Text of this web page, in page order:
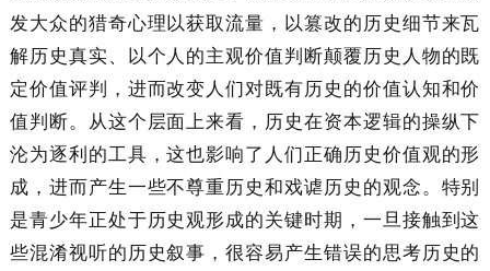
发大众的猎奇心理以获取流量，以篡改的历史细节来瓦
解历史真实、以个人的主观价值判断颠覆历史人物的既
定价值评判，进而改变人们对既有历史的价值认知和价
值判断。从这个层面上来看，历史在资本逻辑的操纵下
沦为逐利的工具，这也影响了人们正确历史价值观的形
成，进而产生一些不尊重历史和戏谑历史的观念。特别
是青少年正处于历史观形成的关键时期，一旦接触到这
些混淆视听的历史叙事，很容易产生错误的思考历史的